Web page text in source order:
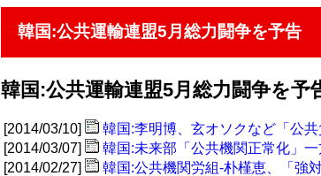
韓国:公共運輸連盟5月総力闘争を予告
韓国:公共運輸連盟5月総力闘争を予
[2014/03/10]
韓国:李明博、玄オソクなど「公
[2014/03/07]
韓国:未来部「公共機関正常化」
[2014/02/27]
韓国:公共機関労組-朴槿恵、「強